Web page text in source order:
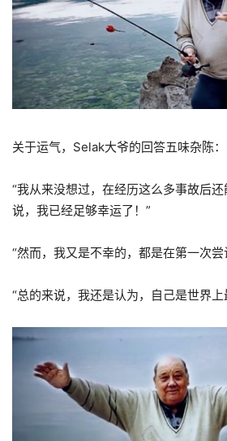
关于运气，Selak大爷的回答五味杂陈：
“我从来没想过，在经历这么多事故后
说，我已经足够幸运了！”
“然而，我又是不幸的，都是在第一次
“总的来说，我还是认为，自己是世界